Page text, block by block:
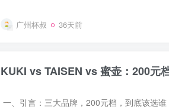
广州杯叔 36天前
KUKI vs TAISEN vs 蜜壶：200元